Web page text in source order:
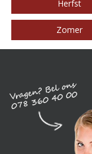
Herfst
Zomer